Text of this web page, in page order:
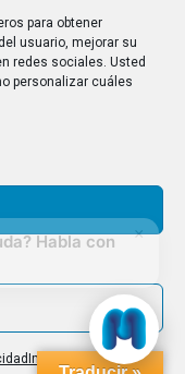
para obtener
usuario, mejorar su
redes sociales. Usted
personalizar cuáles
Impressum
Política de cookies